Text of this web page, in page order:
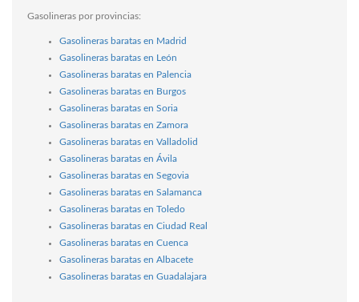
Gasolineras por provincias:
Gasolineras baratas en Madrid
Gasolineras baratas en León
Gasolineras baratas en Palencia
Gasolineras baratas en Burgos
Gasolineras baratas en Soria
Gasolineras baratas en Zamora
Gasolineras baratas en Valladolid
Gasolineras baratas en Ávila
Gasolineras baratas en Segovia
Gasolineras baratas en Salamanca
Gasolineras baratas en Toledo
Gasolineras baratas en Ciudad Real
Gasolineras baratas en Cuenca
Gasolineras baratas en Albacete
Gasolineras baratas en Guadalajara